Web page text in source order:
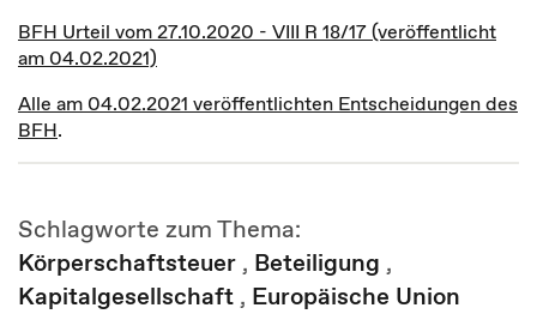
BFH Urteil vom 27.10.2020 - VIII R 18/17 (veröffentlicht
am 04.02.2021)
Alle am 04.02.2021 veröffentlichten Entscheidungen des
BFH.
Schlagworte zum Thema:
Körperschaftsteuer , Beteiligung ,
Kapitalgesellschaft , Europäische Union